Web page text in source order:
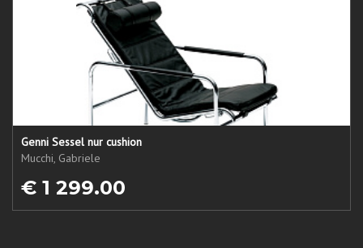
Genni Sessel nur cushion
Mucchi, Gabriele
€ 1 299.00